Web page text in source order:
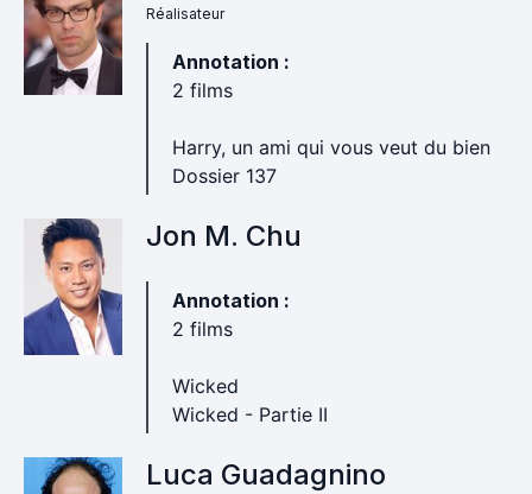
Réalisateur
Annotation :
2 films
Harry, un ami qui vous veut du bien
Dossier 137
Jon M. Chu
Annotation :
2 films
Wicked
Wicked - Partie II
Luca Guadagnino